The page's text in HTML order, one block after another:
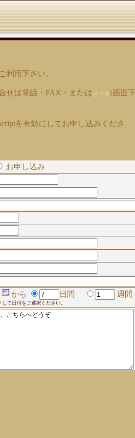
利用下さい。
せは電話・FAX・または メール(画面
を有効にしてお申し込みくださ
お申し込み
から 日間 週間
て日付をご選択ください。